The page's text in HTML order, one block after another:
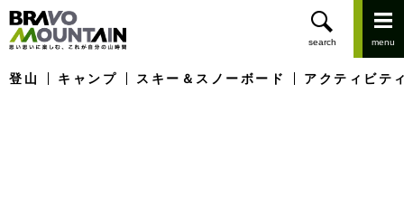
登山 キャンプ スキー＆スノーボード アクティビテ